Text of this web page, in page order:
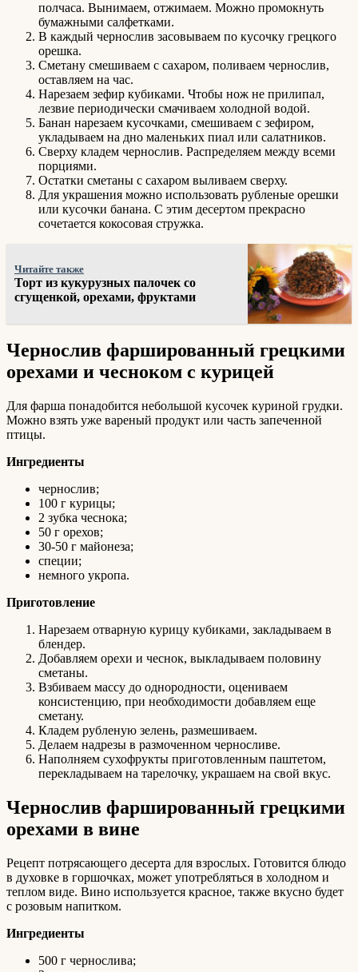
полчаса. Вынимаем, отжимаем. Можно промокнуть
бумажными салфетками.
В каждый чернослив засовываем по кусочку грецкого
орешка.
Сметану смешиваем с сахаром, поливаем чернослив,
оставляем на час.
Нарезаем зефир кубиками. Чтобы нож не прилипал,
лезвие периодически смачиваем холодной водой.
Банан нарезаем кусочками, смешиваем с зефиром,
укладываем на дно маленьких пиал или салатников.
Сверху кладем чернослив. Распределяем между всеми
порциями.
Остатки сметаны с сахаром выливаем сверху.
Для украшения можно использовать рубленые орешки
или кусочки банана. С этим десертом прекрасно
сочетается кокосовая стружка.
Читайте также
Торт из кукурузных палочек со
сгущенкой, орехами, фруктами
Чернослив фаршированный грецкими
орехами и чесноком с курицей
Для фарша понадобится небольшой кусочек куриной грудки.
Можно взять уже вареный продукт или часть запеченной
птицы.
Ингредиенты
чернослив;
100 г курицы;
2 зубка чеснока;
50 г орехов;
30-50 г майонеза;
специи;
немного укропа.
Приготовление
Нарезаем отварную курицу кубиками, закладываем в
блендер.
Добавляем орехи и чеснок, выкладываем половину
сметаны.
Взбиваем массу до однородности, оцениваем
консистенцию, при необходимости добавляем еще
сметану.
Кладем рубленую зелень, размешиваем.
Делаем надрезы в размоченном черносливе.
Наполняем сухофрукты приготовленным паштетом,
перекладываем на тарелочку, украшаем на свой вкус.
Чернослив фаршированный грецкими
орехами в вине
Рецепт потрясающего десерта для взрослых. Готовится блюдо
в духовке в горшочках, может употребляться в холодном и
теплом виде. Вино используется красное, также вкусно будет
с розовым напитком.
Ингредиенты
500 г чернослива;